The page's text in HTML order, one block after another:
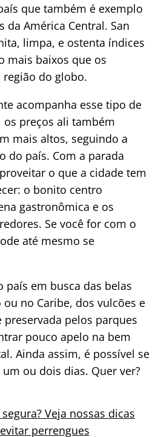
que também é exemplo
da América Central. San
limpa, e ostenta índices
mais baixos que os
região do globo.
acompanha esse tipo de
preços ali também
mais altos, seguindo a
do país. Com a parada
o que a cidade tem
o bonito centro
gastronômica e os
Se você for com o
até mesmo se
país em busca das belas
no Caribe, dos vulcões e
pelos parques
pouco apelo na bem
Ainda assim, é possível se
ou dois dias. Quer ver?
Veja nossas dicas
perrengues